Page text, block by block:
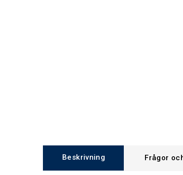
Beskrivning Frågor